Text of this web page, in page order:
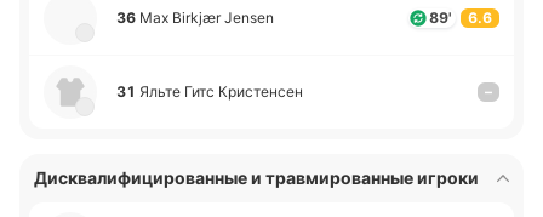
36 Max Birkjær Jensen 89' 6.6
31 Яльте Гитс Кри­сте­нсен –
Дисквалифицированные и травмированные игроки